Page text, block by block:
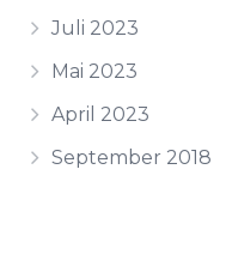
Juli 2023
Mai 2023
April 2023
September 2018